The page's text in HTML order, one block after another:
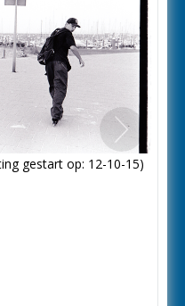
Volgende
gestart op: 12-10-15)